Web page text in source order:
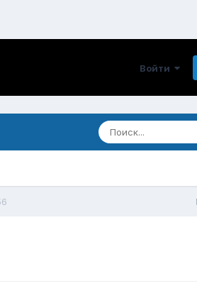
Войти